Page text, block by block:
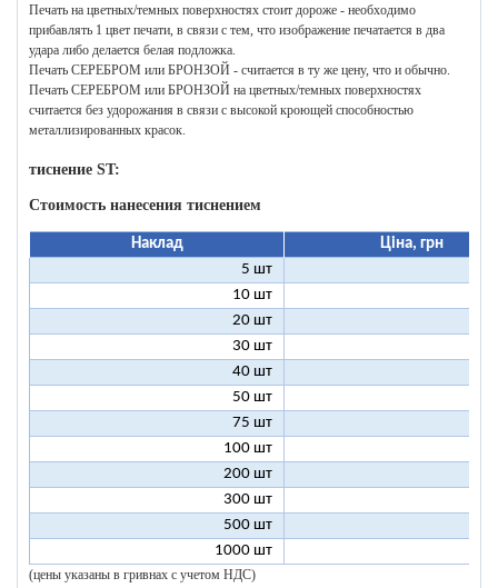
Печать на цветных/темных поверхностях стоит дороже - необходимо
прибавлять 1 цвет печати, в связи с тем, что изображение печатается в два
удара либо делается белая подложка.
Печать СЕРЕБРОМ или БРОНЗОЙ - считается в ту же цену, что и обычно.
Печать СЕРЕБРОМ или БРОНЗОЙ на цветных/темных поверхностях
считается без удорожания в связи с высокой кроющей способностью
металлизированных красок.
тиснение ST:
Стоимость нанесения тиснением
Наклад
Ціна, грн
5 шт
10 шт
20 шт
30 шт
40 шт
50 шт
75 шт
100 шт
200 шт
300 шт
500 шт
1000 шт
(цены указаны в гривнах с учетом НДС)